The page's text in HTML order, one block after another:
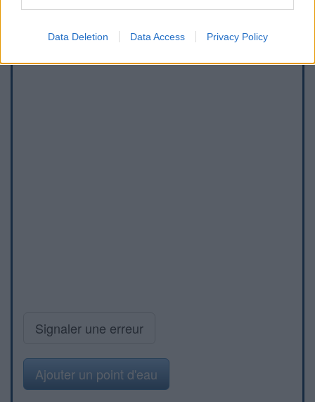
Data Deletion Data Access Privacy Policy
Signaler une erreur
Ajouter un point d'eau